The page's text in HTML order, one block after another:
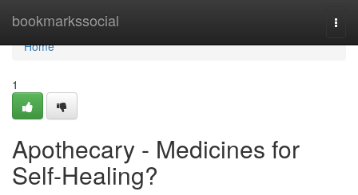
bookmarkssocial
Home
Home
1
Apothecary - Medicines for
Self-Healing?